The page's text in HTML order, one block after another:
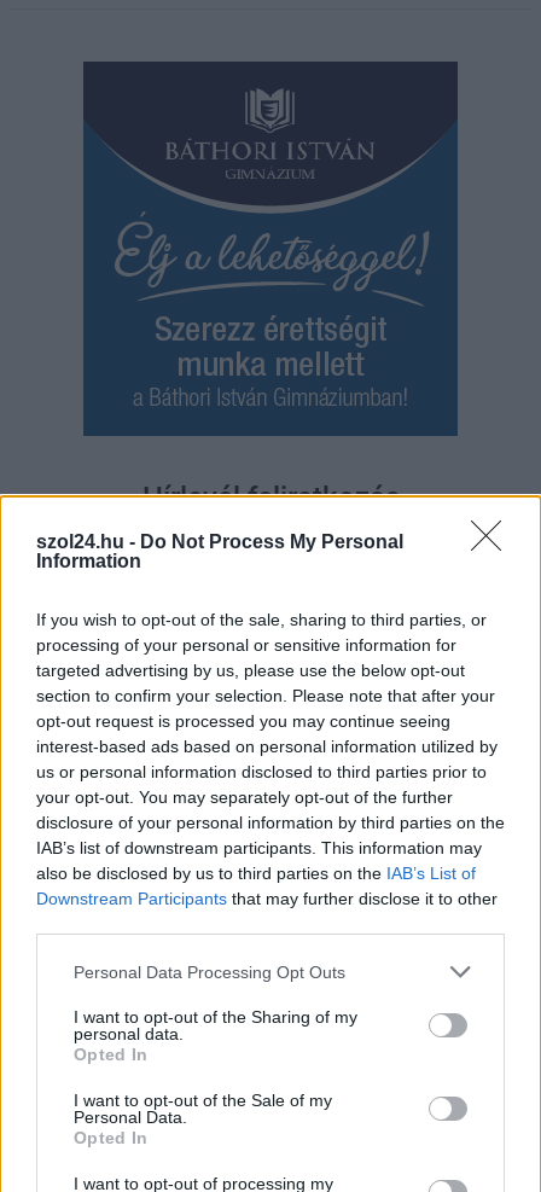
szol24.hu - Do Not Process My Personal
Information
If you wish to opt-out of the sale, sharing to third parties, or
processing of your personal or sensitive information for
targeted advertising by us, please use the below opt-out
section to confirm your selection. Please note that after your
opt-out request is processed you may continue seeing
interest-based ads based on personal information utilized by
us or personal information disclosed to third parties prior to
your opt-out. You may separately opt-out of the further
disclosure of your personal information by third parties on the
IAB’s list of downstream participants. This information may
also be disclosed by us to third parties on the IAB’s List of
Downstream Participants that may further disclose it to other
Please note that this website/app uses one or more Google
not limited to your visit or usage behaviour. You may click to
grant or deny consent to Google and its third-party tags to
use your data for below specified purposes in below Google
consent section.
Personal Data Processing Opt Outs
I want to opt-out of the Sharing of my
personal data.
Opted In
I want to opt-out of the Sale of my
Personal Data.
Opted In
I want to opt-out of processing my
Hírlevél feliratkozás
Adja meg keresztnevét:
Adja
Nem szeretne lemaradni semmiről? Csak egy kattintás, és hírlevelünk a
legfrissebb információkkal és exkluzív tartalmakkal hétről hétre
postaládájába érkezik!
A SZOL24 legfrissebb 24 cikke
A Tisza Párt Dr. Baka Andrást jelöli köztársasági elnöknek
fiú (VIDEÓVAL)
Hétfőn kezdik, csütörtökön végeznek – lezárás miatt
fennakadásokra és pótlóbuszos közlekedésre számítsunk az
Visszaszámlálás indul: -1, 0, Sziget!